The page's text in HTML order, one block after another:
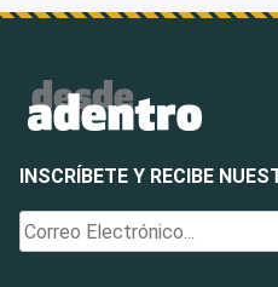
INSCRÍBETE Y RECIBE